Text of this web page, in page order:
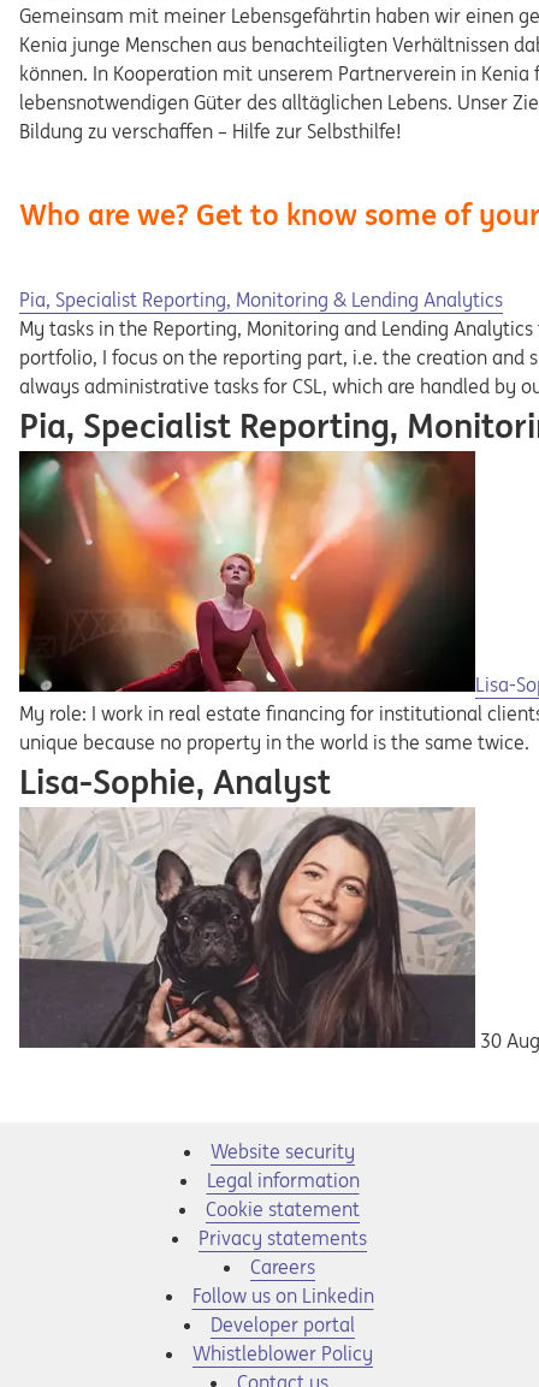
Gemeinsam mit meiner Lebensgefährtin haben wir einen
Kenia junge Menschen aus benachteiligten Verhältnissen
können. In Kooperation mit unserem Partnerverein in
lebensnotwendigen Güter des alltäglichen Lebens. Unser
Bildung zu verschaffen – Hilfe zur Selbsthilfe!
Who are we? Get to know some of
Pia, Specialist Reporting, Monitoring & Lending Analytics
My tasks in the Reporting, Monitoring and Lending
portfolio, I focus on the reporting part, i.e. the creation
always administrative tasks for CSL, which are handled by
Pia, Specialist Reporting,
Lisa-
My role: I work in real estate financing for institutional
unique because no property in the world is the same twice.
Lisa-Sophie, Analyst
30
Website security
Legal information
Cookie statement
Privacy statements
Opens in a new tab
Careers
Opens in a new tab
Follow us on Linkedin
Opens in a new tab
Developer portal
Opens in a new tab
Whistleblower Policy
Contact us